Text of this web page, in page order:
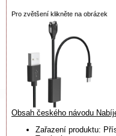
Pro zvětšení klikněte na obrázek
Obsah českého návodu
Zařazení produktu: